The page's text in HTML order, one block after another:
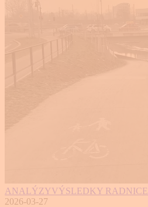
ANALÝZYVÝSLEDKY RADNICE
2026-03-27